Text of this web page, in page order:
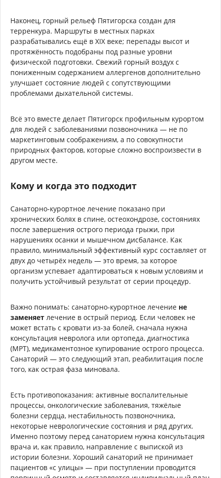
Наконец, горный рельеф Пятигорска создан для
терренкура. Маршруты в местных парках
разрабатывались ещё в XIX веке; перепады высот и
протяжённость подобраны под разные уровни
физической подготовки. Свежий горный воздух с
пониженным содержанием аллергенов дополнительно
улучшает состояние людей с сопутствующими
проблемами дыхательной системы.
Всё это вместе делает Пятигорск профильным курортом
для людей с заболеваниями позвоночника — не по
маркетинговым соображениям, а по совокупности
природных факторов, которые сложно воспроизвести в
другом месте.
Кому и когда это подходит
Санаторно-курортное лечение показано при
хронических болях в спине, остеохондрозе, состояниях
после завершения острого периода грыжи, при
нарушениях осанки и мышечном дисбалансе. Как
правило, минимальный эффективный курс составляет от
двух до четырёх недель — это время, за которое
организм успевает адаптироваться к новым условиям и
получить устойчивый результат от серии процедур.
Важно понимать: санаторно-курортное лечение не
заменяет лечение в острый период. Если человек не
может встать с кровати из-за болей, сначала нужна
консультация невролога или ортопеда, диагностика
(МРТ), медикаментозное купирование острого процесса.
Санаторий — это следующий этап, реабилитация после
того, как острая фаза миновала.
Есть противопоказания: активные воспалительные
процессы, онкологические заболевания, тяжёлые
болезни сердца, нестабильность позвоночника,
некоторые неврологические состояния и ряд других.
Именно поэтому перед санаторием нужна консультация
врача и, как правило, направление с выпиской из
истории болезни. Хороший санаторий не принимает
пациентов «с улицы» — при поступлении проводится